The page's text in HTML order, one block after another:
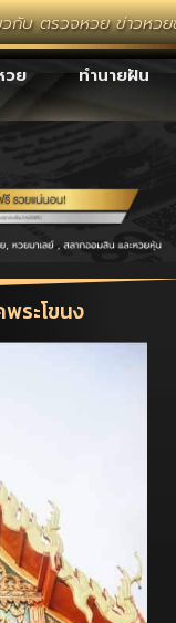
บ ตรวจหวย ข่าวหวย
วย
ทำนายฝัน
ระโขนง